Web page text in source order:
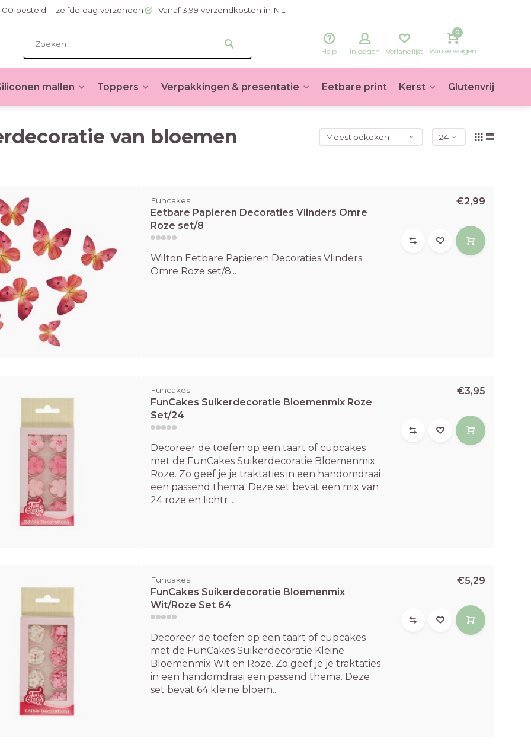
besteld = zelfde dag verzonden Vanaf 3,99 verzendkosten in NL
Help Inloggen Verlanglijst
0
Winkelwagen
mallen Toppers Verpakkingen & presentatie Eetbare print Kerst Glutenvrij
van bloemen
Funcakes
Eetbare Papieren Decoraties Vlinders Omre
Roze set/8
Wilton Eetbare Papieren Decoraties Vlinders
Omre Roze set/8...
€2,99
Funcakes
FunCakes Suikerdecoratie Bloemenmix Roze
Set/24
Decoreer de toefen op een taart of cupcakes
met de FunCakes Suikerdecoratie Bloemenmix
Roze. Zo geef je je traktaties in een handomdraai
een passend thema. Deze set bevat een mix van
24 roze en lichtr...
€3,95
Funcakes
FunCakes Suikerdecoratie Bloemenmix
Wit/Roze Set 64
Decoreer de toefen op een taart of cupcakes
met de FunCakes Suikerdecoratie Kleine
Bloemenmix Wit en Roze. Zo geef je je traktaties
in een handomdraai een passend thema. Deze
set bevat 64 kleine bloem...
€5,29